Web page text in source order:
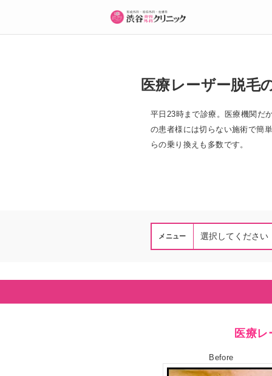
医療レーザー脱毛
平日23時まで診療。医療機関だ
の患者様には切らない施術で簡
らの乗り換えも多数です。
メニュー
医療レ
Before